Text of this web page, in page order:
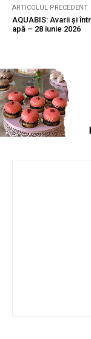
ARTICOLUL PRECEDENT
AQUABIS: Avarii și
apă – 28 iunie 2026